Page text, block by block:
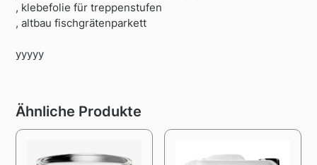
, klebefolie für treppenstufen
, altbau fischgrätenparkett
yyyyy
Ähnliche Produkte